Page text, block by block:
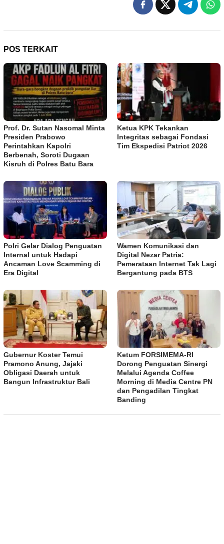
POS TERKAIT
Prof. Dr. Sutan Nasomal Minta
Presiden Prabowo
Perintahkan Kapolri
Berbenah, Soroti Dugaan
Kisruh di Polres Batu Bara
Ketua KPK Tekankan
Integritas sebagai Fondasi
Tim Ekspedisi Patriot 2026
Polri Gelar Dialog Penguatan
Internal untuk Hadapi
Ancaman Love Scamming di
Era Digital
Wamen Komunikasi dan
Digital Nezar Patria:
Pemerataan Internet Tak Lagi
Bergantung pada BTS
Gubernur Koster Temui
Pramono Anung, Jajaki
Obligasi Daerah untuk
Bangun Infrastruktur Bali
​Ketum FORSIMEMA-RI
Dorong Penguatan Sinergi
Melalui Agenda Coffee
Morning di Media Centre PN
dan Pengadilan Tingkat
Banding